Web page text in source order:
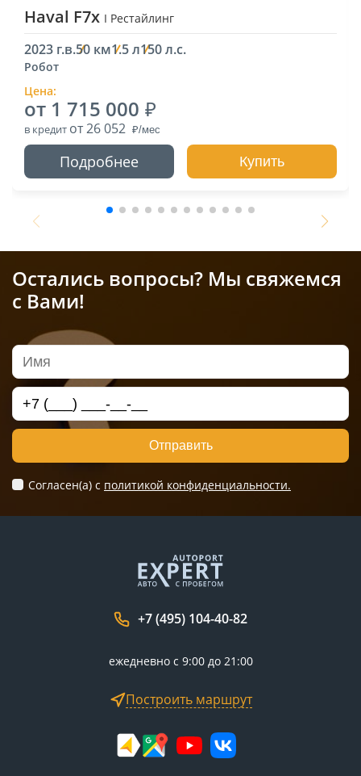
Haval F7x I Рестайлинг
2023 г.в.50 км1.5 л150 л.с.
Робот
Цена:
от 1 715 000
в кредит от 26 052
Подробнее Купить
Остались вопросы? Мы свяжемся
с Вами!
Отправить
Согласен(а) c политикой конфиденциальности.
+7 (495) 104-40-82
ежедневно с 9:00 до 21:00
Построить маршрут